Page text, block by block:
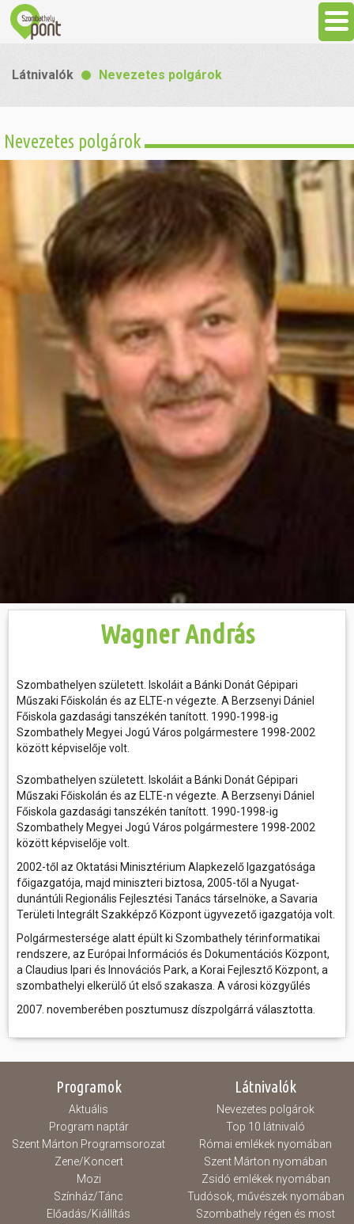
Látnivalók
Gasztronómia
Szállás
Sport
Szabadidő
Hasznos
Látnivalók Nevezetes polgárok
Nevezetes polgárok
Wagner András
Szombathelyen született. Iskoláit a Bánki Donát Gépipari
Műszaki Főiskolán és az ELTE-n végezte. A Berzsenyi Dániel
Főiskola gazdasági tanszékén tanított. 1990-1998-ig
Szombathely Megyei Jogú Város polgármestere 1998-2002
között képviselője volt.
Szombathelyen született. Iskoláit a Bánki Donát Gépipari
Műszaki Főiskolán és az ELTE-n végezte. A Berzsenyi Dániel
Főiskola gazdasági tanszékén tanított. 1990-1998-ig
Szombathely Megyei Jogú Város polgármestere 1998-2002
között képviselője volt.
2002-től az Oktatási Minisztérium Alapkezelő Igazgatósága
főigazgatója, majd miniszteri biztosa, 2005-től a Nyugat-
dunántúli Regionális Fejlesztési Tanács társelnöke, a Savaria
Területi Integrált Szakképző Központ ügyvezető igazgatója volt.
Polgármestersége alatt épült ki Szombathely térinformatikai
rendszere, az Európai Információs és Dokumentációs Központ,
a Claudius Ipari és Innovációs Park, a Korai Fejlesztő Központ, a
szombathelyi elkerülő út első szakasza. A városi közgyűlés
2007. novemberében posztumusz díszpolgárrá választotta.
Programok
Aktuális
Program naptár
Szent Márton Programsorozat
Zene/Koncert
Mozi
Színház/Tánc
Előadás/Kiállítás
Látnivalók
Nevezetes polgárok
Top 10 látnivaló
Római emlékek nyomában
Szent Márton nyomában
Zsidó emlékek nyomában
Tudósok, művészek nyomában
Szombathely régen és most